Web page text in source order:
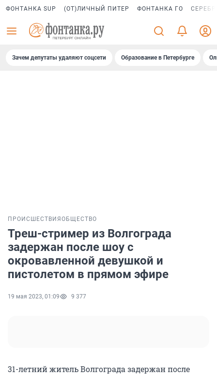
ФОНТАНКА SUP (ОТ)ЛИЧНЫЙ ПИТЕР ФОНТАНКА ГО
Зачем депутаты удаляют соцсети Образование в Петербурге
ПРОИСШЕСТВИЯ ОБЩЕСТВО
Треш-стример из Волгограда
задержан после шоу с
окровавленной девушкой и
пистолетом в прямом эфире
19 мая 2023, 01:09 9 377
31-летний житель Волгограда задержан после